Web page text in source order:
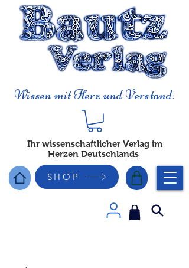
Wissen mit Herz und Verstand.
Ihr wissenschaftlicher Verlag im
Herzen Deutschlands
SHOP